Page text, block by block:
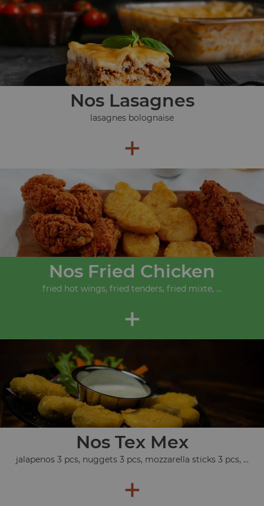
Nos Lasagnes
lasagnes bolognaise
+
Nos Fried Chicken
fried hot wings, fried tenders, fried mixte, ...
+
Nos Tex Mex
jalapenos 3 pcs, nuggets 3 pcs, mozzarella sticks 3 pcs, ...
+